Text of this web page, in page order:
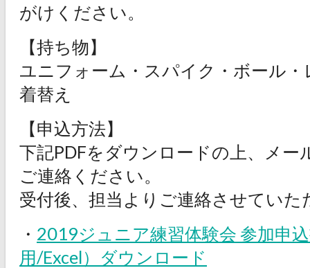
がけください。
【持ち物】
ユニフォーム・スパイク・ボール・
着替え
【申込方法】
下記PDFをダウンロードの上、メー
ご連絡ください。
受付後、担当よりご連絡させていた
・ 2019ジュニア練習体験会 参加申
用/Excel）ダウンロード